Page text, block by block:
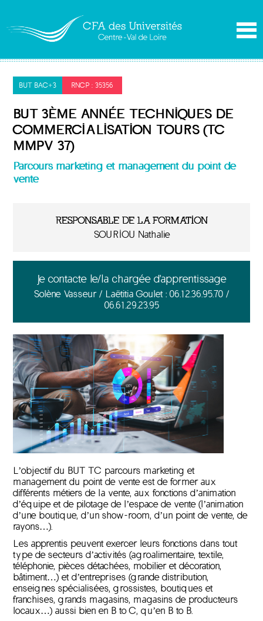
BUT BAC+3 RNCP : 35356
BUT 3ÈME ANNÉE TECHNIQUES DE
COMMERCIALISATION TOURS (TC
MMPV 37)
Parcours marketing et management du point de
vente
RESPONSABLE DE LA FORMATION
SOURIOU Nathalie
Je contacte le/la chargée d'apprentissage
Solène Vasseur / Laëtitia Goulet : 06.12.36.95.70 /
06.61.29.23.95
L’objectif du BUT TC parcours marketing et
management du point de vente est de formeraux
différents métiers de la vente, aux fonctions d’animation
d’équipe et de pilotage de l’espace de vente (l’animation
d’une boutique, d’un show-room, d’un point de vente, de
rayons…).
Les apprentis peuvent exercer leurs fonctions dans tout
type de secteurs d’activités (agroalimentaire, textile,
téléphonie, pièces détachées, mobilier et décoration,
bâtiment…) et d’entreprises (grande distribution,
enseignes spécialisées, grossistes, boutiques et
franchises, grands magasins, magasins de producteurs
locaux…) aussi bien en B to C, qu’en B to B.